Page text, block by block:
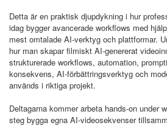
Detta är en praktisk djupdykning i hur
idag bygger avancerade workflows med
mest omtalade AI-verktyg och plattformar.
hur man skapar filmiskt AI-genererat
strukturerade workflows, automation,
konsekvens, AI-förbättringsverktyg och
används i riktiga projekt.
Deltagarna kommer arbeta hands-on under
steg bygga egna AI-videosekvenser